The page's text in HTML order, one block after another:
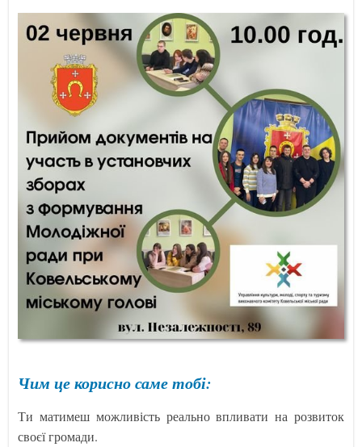
Чим це корисно саме тобі:
Ти матимеш можливість реально впливати на розвиток
своєї громади.